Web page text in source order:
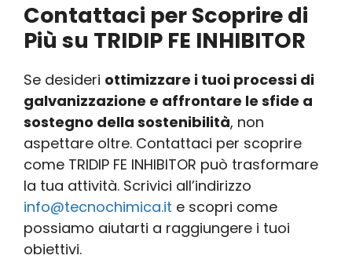
Contattaci per Scoprire di
Più su TRIDIP FE INHIBITOR
Se desideri ottimizzare i tuoi processi di
galvanizzazione e affrontare le sfide a
sostegno della sostenibilità, non
aspettare oltre. Contattaci per scoprire
come TRIDIP FE INHIBITOR può trasformare
la tua attività. Scrivici all’indirizzo
info@tecnochimica.it e scopri come
possiamo aiutarti a raggiungere i tuoi
obiettivi.